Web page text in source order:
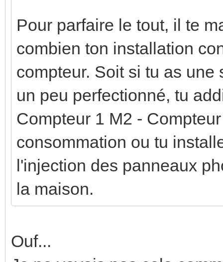
Pour parfaire le tout, il te
combien ton installation
compteur. Soit si tu as
un peu perfectionné, tu
Compteur 1 M2 -
consommation ou tu
l'injection des panneaux
la maison.
Ouf...